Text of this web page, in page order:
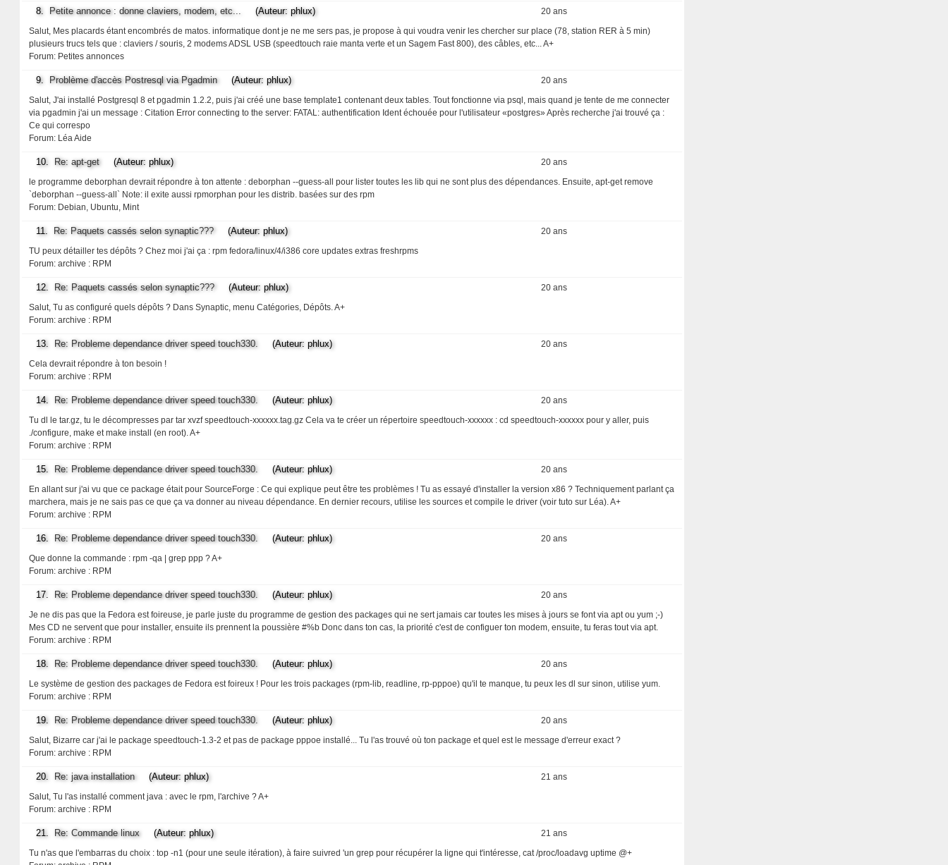
20 ans
8. Petite annonce : donne claviers, modem, etc... (Auteur: phlux)
Salut, Mes placards étant encombrés de matos. informatique dont je ne me sers pas, je propose à qui voudra venir les chercher sur place (78, station RER à 5 min)
plusieurs trucs tels que : claviers / souris, 2 modems ADSL USB (speedtouch raie manta verte et un Sagem Fast 800), des câbles, etc... A+
Forum: Petites annonces
20 ans
9. Problème d'accès Postresql via Pgadmin(Auteur: phlux)
Salut, J'ai installé Postgresql 8 et pgadmin 1.2.2, puis j'ai créé une base template1 contenant deux tables. Tout fonctionne via psql, mais quand je tente de me connecter
via pgadmin j'ai un message : Citation Error connecting to the server: FATAL: authentification Ident échouée pour l'utilisateur «postgres» Après recherche j'ai trouvé ça :
Ce qui correspo
Forum: Léa Aide
20 ans
10. Re: apt-get(Auteur: phlux)
le programme deborphan devrait répondre à ton attente : deborphan --guess-all pour lister toutes les lib qui ne sont plus des dépendances. Ensuite, apt-get remove
`deborphan --guess-all` Note: il exite aussi rpmorphan pour les distrib. basées sur des rpm
Forum: Debian, Ubuntu, Mint
20 ans
11. Re: Paquets cassés selon synaptic???(Auteur: phlux)
TU peux détailler tes dépôts ? Chez moi j'ai ça : rpm fedora/linux/4/i386 core updates extras freshrpms
Forum: archive : RPM
20 ans
12. Re: Paquets cassés selon synaptic???(Auteur: phlux)
Salut, Tu as configuré quels dépôts ? Dans Synaptic, menu Catégories, Dépôts. A+
Forum: archive : RPM
20 ans
13. Re: Probleme dependance driver speed touch330. (Auteur: phlux)
Cela devrait répondre à ton besoin !
Forum: archive : RPM
20 ans
14. Re: Probleme dependance driver speed touch330. (Auteur: phlux)
Tu dl le tar.gz, tu le décompresses par tar xvzf speedtouch-xxxxxx.tag.gz Cela va te créer un répertoire speedtouch-xxxxxx : cd speedtouch-xxxxxx pour y aller, puis
./configure, make et make install (en root). A+
Forum: archive : RPM
20 ans
15. Re: Probleme dependance driver speed touch330. (Auteur: phlux)
En allant sur j'ai vu que ce package était pour SourceForge : Ce qui explique peut être tes problèmes ! Tu as essayé d'installer la version x86 ? Techniquement parlant ça
marchera, mais je ne sais pas ce que ça va donner au niveau dépendance. En dernier recours, utilise les sources et compile le driver (voir tuto sur Léa). A+
Forum: archive : RPM
20 ans
16. Re: Probleme dependance driver speed touch330. (Auteur: phlux)
Que donne la commande : rpm -qa | grep ppp ? A+
Forum: archive : RPM
20 ans
17. Re: Probleme dependance driver speed touch330. (Auteur: phlux)
Je ne dis pas que la Fedora est foireuse, je parle juste du programme de gestion des packages qui ne sert jamais car toutes les mises à jours se font via apt ou yum ;-)
Mes CD ne servent que pour installer, ensuite ils prennent la poussière #%b Donc dans ton cas, la priorité c'est de configuer ton modem, ensuite, tu feras tout via apt.
Forum: archive : RPM
20 ans
18. Re: Probleme dependance driver speed touch330. (Auteur: phlux)
Le système de gestion des packages de Fedora est foireux ! Pour les trois packages (rpm-lib, readline, rp-pppoe) qu'il te manque, tu peux les dl sur sinon, utilise yum.
Forum: archive : RPM
20 ans
19. Re: Probleme dependance driver speed touch330. (Auteur: phlux)
Salut, Bizarre car j'ai le package speedtouch-1.3-2 et pas de package pppoe installé... Tu l'as trouvé où ton package et quel est le message d'erreur exact ?
Forum: archive : RPM
21 ans
20. Re: java installation(Auteur: phlux)
Salut, Tu l'as installé comment java : avec le rpm, l'archive ? A+
Forum: archive : RPM
21 ans
21. Re: Commande linux(Auteur: phlux)
Tu n'as que l'embarras du choix : top -n1 (pour une seule itération), à faire suivred 'un grep pour récupérer la ligne qui t'intéresse, cat /proc/loadavg uptime @+